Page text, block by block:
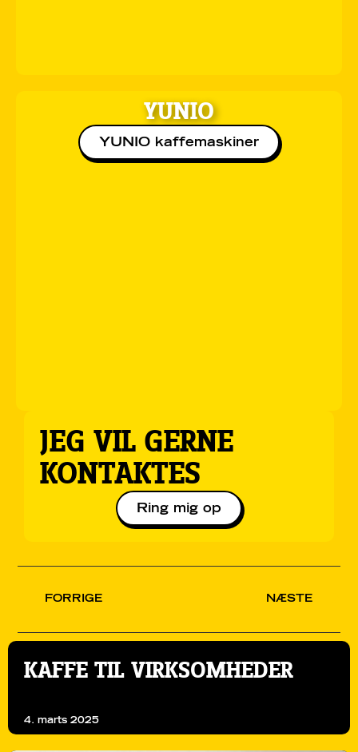
YUNIO
YUNIO kaffemaskiner
JEG VIL GERNE
KONTAKTES
Ring mig op
FORRIGE NÆSTE
KAFFE TIL VIRKSOMHEDER
4. marts 2025